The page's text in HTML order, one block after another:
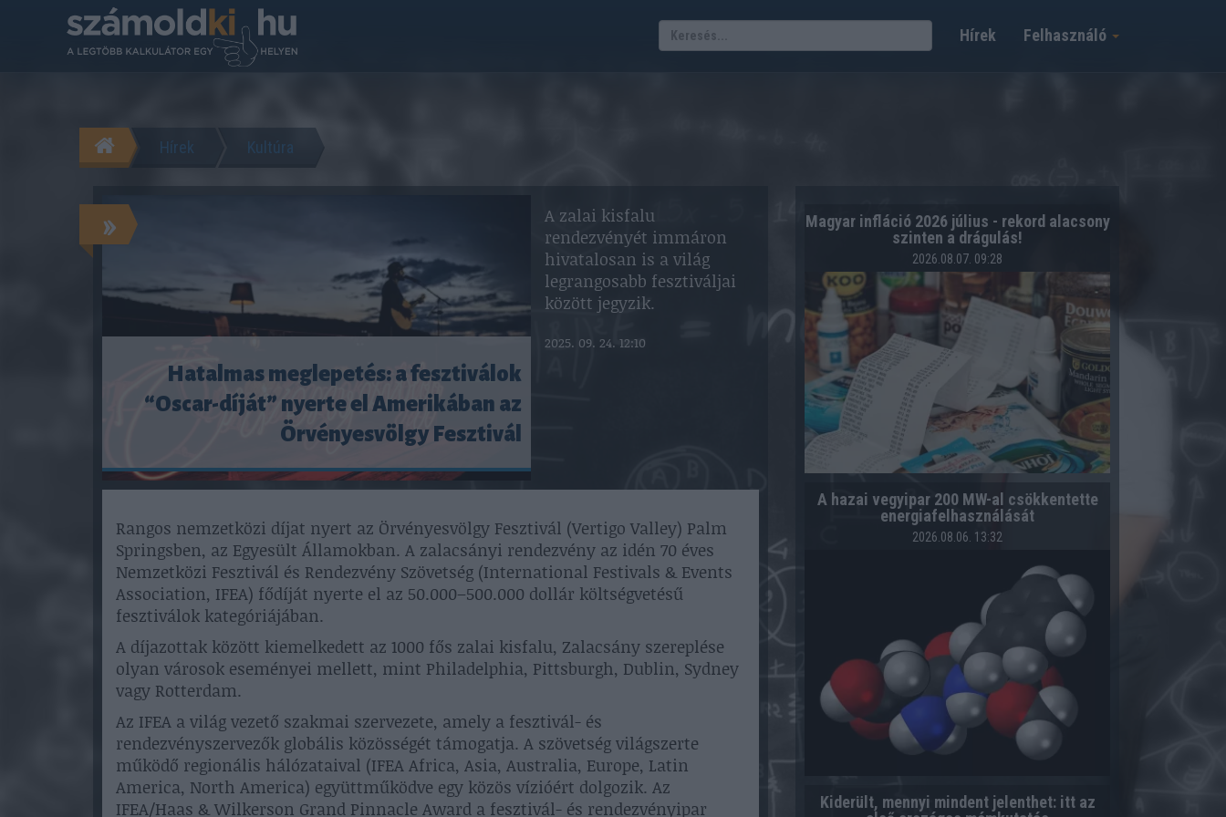
Felhasználó
Hírek
Hírek Kultúra
»
Hatalmas meglepetés: a fesztiválok
“Oscar-díját” nyerte el Amerikában az
Örvényesvölgy Fesztivál
A zalai kisfalu
rendezvényét immáron
hivatalosan is a világ
legrangosabb fesztiváljai
között jegyzik.
2025. 09. 24. 12:10
Rangos nemzetközi díjat nyert az Örvényesvölgy Fesztivál (Vertigo Valley) Palm
Springsben, az Egyesült Államokban. A zalacsányi rendezvény az idén 70 éves
Nemzetközi Fesztivál és Rendezvény Szövetség (International Festivals & Events
Association, IFEA) fődíját nyerte el az 50.000–500.000 dollár költségvetésű
fesztiválok kategóriájában.
A díjazottak között kiemelkedett az 1000 fős zalai kisfalu, Zalacsány szereplése
olyan városok eseményei mellett, mint Philadelphia, Pittsburgh, Dublin, Sydney
vagy Rotterdam.
Az IFEA a világ vezető szakmai szervezete, amely a fesztivál- és
rendezvényszervezők globális közösségét támogatja. A szövetség világszerte
működő regionális hálózataival (IFEA Africa, Asia, Australia, Europe, Latin
America, North America) együttműködve egy közös vízióért dolgozik. Az
IFEA/Haas & Wilkerson Grand Pinnacle Award a fesztivál- és rendezvényipar
Magyar infláció 2026 július - rekord alacsony
szinten a drágulás!
2026.08.07. 09:28
A hazai vegyipar 200 MW-al csökkentette
energiafelhasználását
2026.08.06. 13:32
Kiderült, mennyi mindent jelenthet: itt az